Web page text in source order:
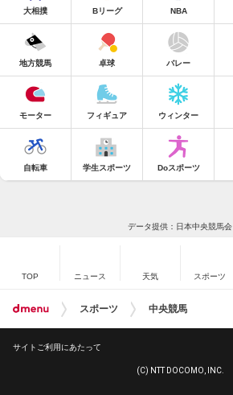
大相撲 Bリーグ NBA
地方競馬 卓球 バレー
モーター フィギュア ウィンター
自転車 学生スポーツ Doスポーツ
データ提供：日本中央競馬会
TOP ニュース 天気 スポーツ
スポーツ 中央競馬
サイトご利用にあたって
(C) NTT DOCOMO, INC.